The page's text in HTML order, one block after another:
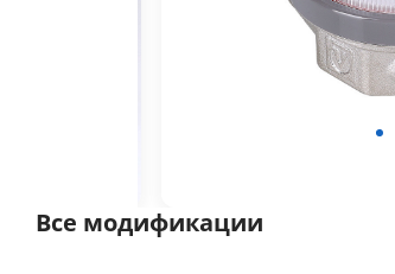
Все модификации